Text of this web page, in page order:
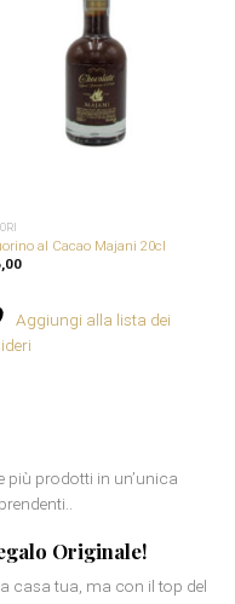
al Cacao Majani 20cl
Aggiungi alla lista dei
più prodotti in un’unica
Originale!
casa tua, ma con il top del